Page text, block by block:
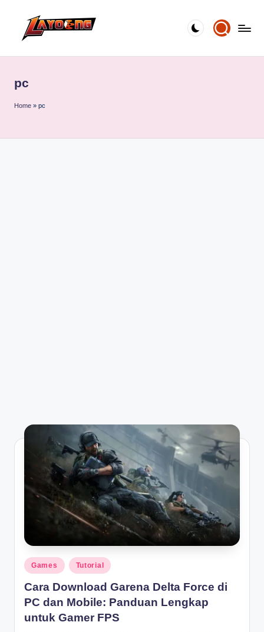
pc
Home » pc
Posted
in
Games Tutorial
Cara Download Garena Delta Force di
PC dan Mobile: Panduan Lengkap
untuk Gamer FPS